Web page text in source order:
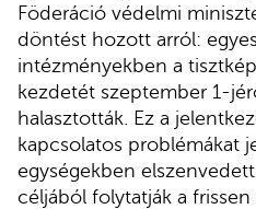
Föderáció védelmi
döntést hozott arról:
intézményekben a
kezdetét szeptember 1-
halasztották. Ez a
kapcsolatos problémákat
egységekben
céljából folytatják a